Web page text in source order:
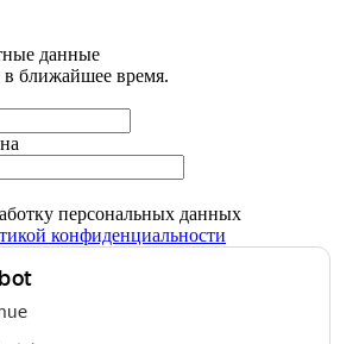
данные
ближайшее время.
персональных данных
конфиденциальности